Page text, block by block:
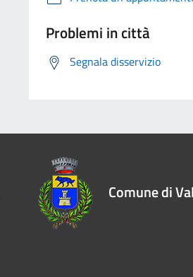
Problemi in città
Segnala disservizio
Comune di